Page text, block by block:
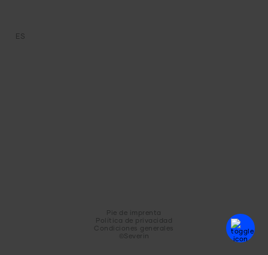
ES
Pie de imprenta
Política de privacidad
Condiciones generales
©Severin